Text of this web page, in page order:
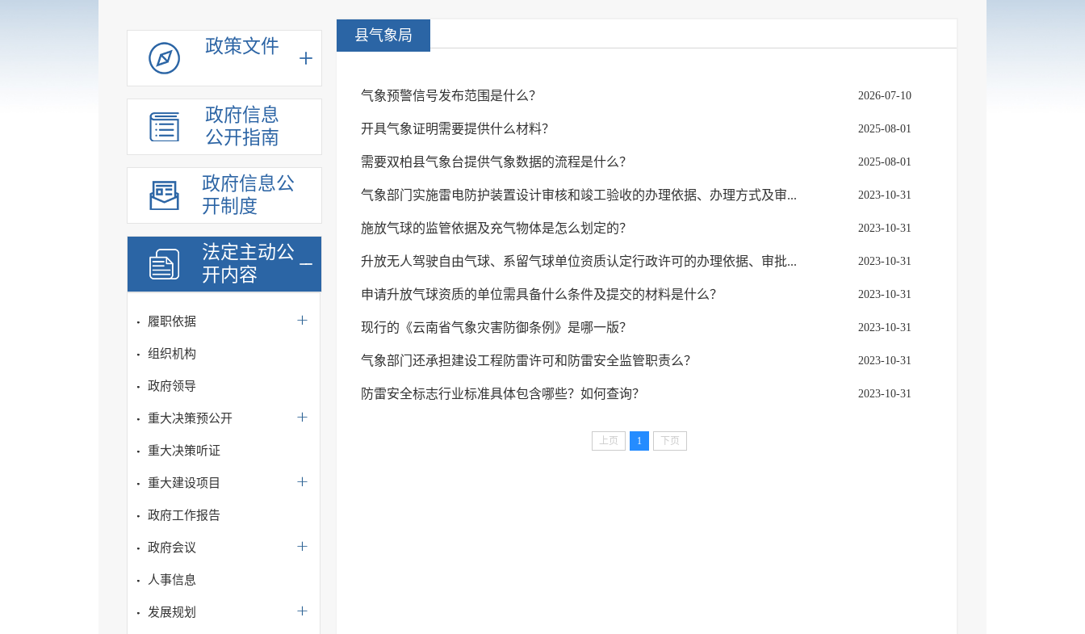
政策文件
政府信息
公开指南
政府信息公
开制度
法定主动公
开内容
履职依据
组织机构
政府领导
重大决策预公开
重大决策听证
重大建设项目
政府工作报告
政府会议
人事信息
发展规划
县气象局
2026-07-10
气象预警信号发布范围是什么？
2025-08-01
开具气象证明需要提供什么材料？
2025-08-01
需要双柏县气象台提供气象数据的流程是什么？
2023-10-31
气象部门实施雷电防护装置设计审核和竣工验收的办理依据、办理方式及审...
2023-10-31
施放气球的监管依据及充气物体是怎么划定的？
2023-10-31
升放无人驾驶自由气球、系留气球单位资质认定行政许可的办理依据、审批...
2023-10-31
申请升放气球资质的单位需具备什么条件及提交的材料是什么？
2023-10-31
现行的《云南省气象灾害防御条例》是哪一版？
2023-10-31
气象部门还承担建设工程防雷许可和防雷安全监管职责么？
2023-10-31
防雷安全标志行业标准具体包含哪些？如何查询？
上页 1 下页